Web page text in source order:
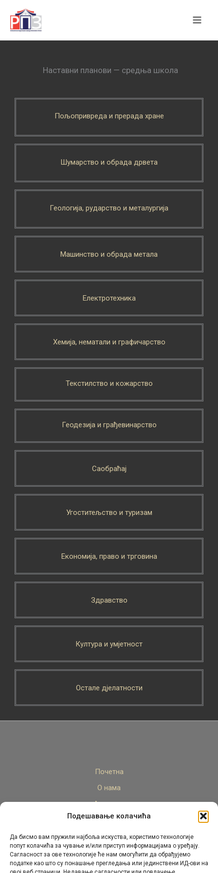
Подешавање колачића
Да бисмо вам пружили најбоља искуства, користимо технологије
попут колачића за чување и/или приступ информацијама о уређају.
Сагласност за ове технологије ће нам омогућити да обрађујемо
податке као што су понашање прегледања или јединствени ИД-ови на
content
Наставни планови — средња школа
Пољопривреда и прерада хране
Шумарство и обрада дрвета
Геологија, рударство и металургија
Машинство и обрада метала
Електротехника
Хемија, нематали и графичарство
Текстилство и кожарство
Геодезија и грађевинарство
Саобраћај
Угоститељство и туризам
Економија, право и трговина
Здравство
Култура и умјетност
Остале дјелатности
Почетна
О нама
Актуелно
Стручни кадар
Пројекти
Архива
Контакт